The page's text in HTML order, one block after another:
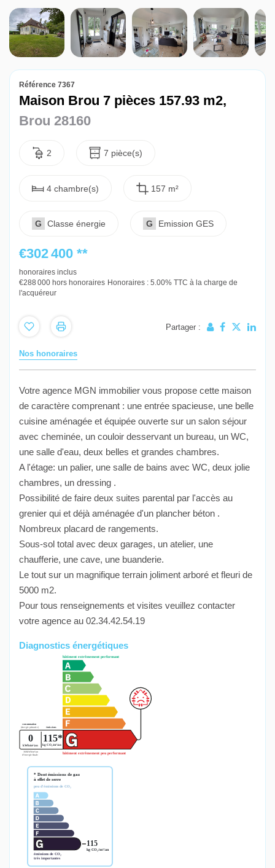
Référence 7367
Maison Brou 7 pièces 157.93 m2,
Brou 28160
2 7 pièce(s)
4 chambre(s) 157 m²
G Classe énergie G Emission GES
€302 400 **
honoraires inclus
€288 000 hors honoraires Honoraires : 5.00% TTC à la charge de
l'acquéreur
Partager :
Nos honoraires
Votre agence MGN immobilier vous propose cette maison
de caractère comprenant : une entrée spacieuse, une belle
cuisine aménagée et équipée ouverte sur un salon séjour
avec cheminée, un couloir desservant un bureau, un WC,
une salle d'eau, deux belles et grandes chambres.
A l'étage: un palier, une salle de bains avec WC, deux jolie
chambres, un dressing .
Possibilité de faire deux suites parental par l'accès au
grenier qui et déjà aménagée d'un plancher béton .
Nombreux placard de rangements.
Sous-sol total avec deux garages, un atelier, une
chaufferie, une cave, une buanderie.
Le tout sur un magnifique terrain joliment arboré et fleuri de
5000 m2.
Pour tous renseignements et visites veuillez contacter
votre agence au 02.34.42.54.19
Diagnostics énergétiques